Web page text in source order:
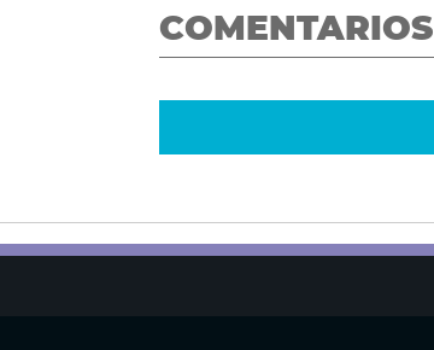
COMENTARIOS